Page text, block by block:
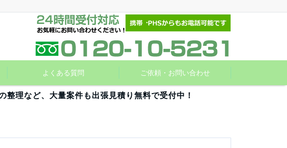
よくある質問 ご依頼・お問い合わせ
理など、大量案件も出張見積り無料で受付中！